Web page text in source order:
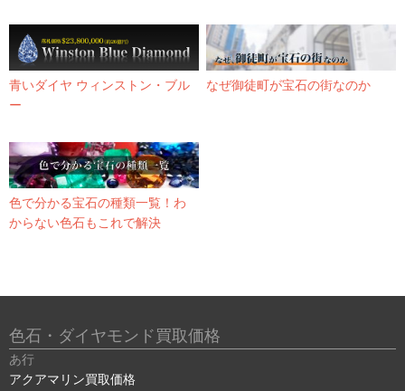
青いダイヤ ウィンストン・ブル
ー
なぜ御徒町が宝石の街なのか
色で分かる宝石の種類一覧！わ
からない色石もこれで解決
色石・ダイヤモンド買取価格
あ行
アクアマリン買取価格